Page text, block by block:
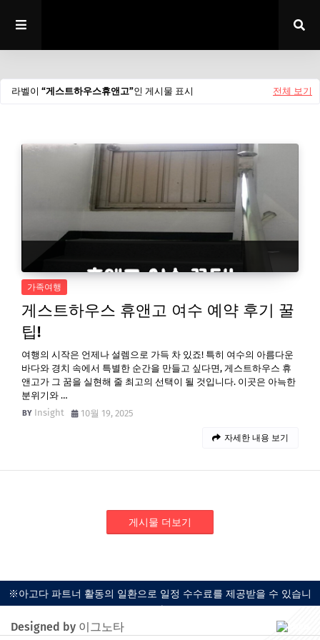
라벨이 게스트하우스휴앤고 인 게시물 표시 전체 보기
가족여행
게스트하우스 휴앤고 여수 예약 후기 꿀
팁!
여행의 시작은 언제나 설렘으로 가득 차 있죠! 특히 여수의 아름다운
바다와 경치 속에서 특별한 순간을 만들고 싶다면, 게스트하우스 휴
앤고가 그 꿈을 실현해 줄 최고의 선택이 될 것입니다. 이곳은 아늑한
분위기와 …
Insight
10월 19, 2025
자세한 내용 보기
게시물 더보기
※아고다 파트너 활동의 일환으로 일정 수수료를 제공받을 수 있습니
다.
Designed by 이그노타